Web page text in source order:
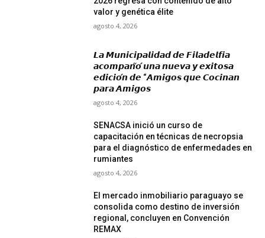
valor y genética élite
agosto 4, 2026
𝙇𝙖 𝙈𝙪𝙣𝙞𝙘𝙞𝙥𝙖𝙡𝙞𝙙𝙖𝙙 𝙙𝙚 𝙁𝙞𝙡𝙖𝙙𝙚𝙡𝙛𝙞𝙖
𝙖𝙘𝙤𝙢𝙥𝙖𝙣̃𝙤́ 𝙪𝙣𝙖 𝙣𝙪𝙚𝙫𝙖 𝙮 𝙚𝙭𝙞𝙩𝙤𝙨𝙖
𝙚𝙙𝙞𝙘𝙞𝙤́𝙣 𝙙𝙚 “𝘼𝙢𝙞𝙜𝙤𝙨 𝙦𝙪𝙚 𝘾𝙤𝙘𝙞𝙣𝙖𝙣
𝙥𝙖𝙧𝙖 𝘼𝙢𝙞𝙜𝙤𝙨
agosto 4, 2026
SENACSA inició un curso de
capacitación en técnicas de necropsia
para el diagnóstico de enfermedades en
rumiantes
agosto 4, 2026
El mercado inmobiliario paraguayo se
consolida como destino de inversión
regional, concluyen en Convención
REMAX